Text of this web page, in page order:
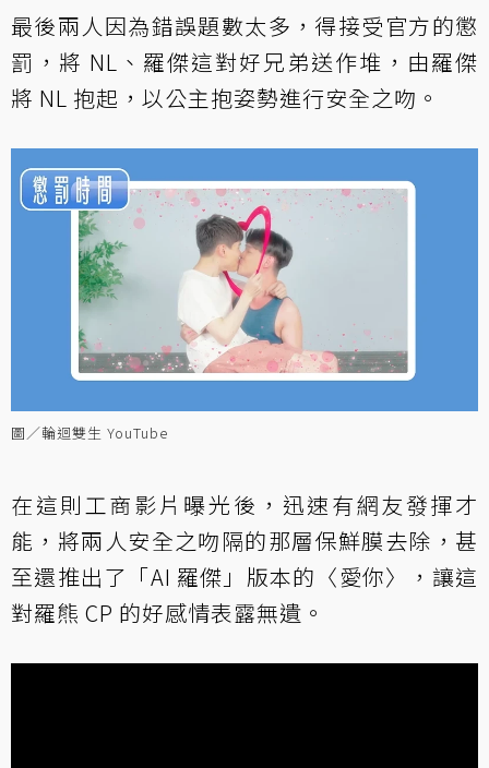
最後兩人因為錯誤題數太多，得接受官方的懲
罰，將 NL、羅傑這對好兄弟送作堆，由羅傑
將 NL 抱起，以公主抱姿勢進行安全之吻。
圖／輪迴雙生 YouTube
在這則工商影片曝光後，迅速有網友發揮才
能，將兩人安全之吻隔的那層保鮮膜去除，甚
至還推出了「AI 羅傑」版本的〈愛你〉，讓這
對羅熊 CP 的好感情表露無遺。